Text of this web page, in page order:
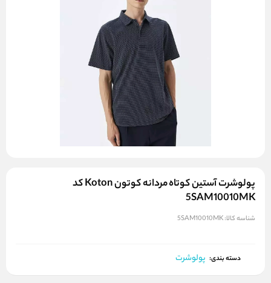
پولوشرت آستین کوتاه مردانه کوتون Koton کد
5SAM10010MK
شناسه کالا:5SAM10010MK
دسته بندی: پولوشرت